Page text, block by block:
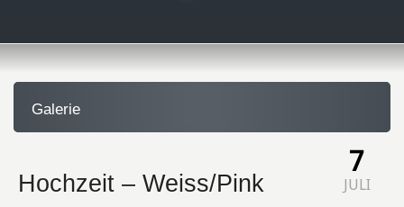
Galerie
Hochzeit – Weiss/Pink
7
JULI